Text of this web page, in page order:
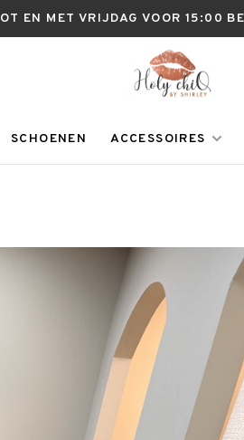
EN MET VRIJDAG VOOR 15:00
SCHOENEN ACCESSOIRES